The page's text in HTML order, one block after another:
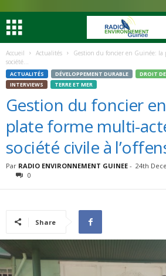
Accueil Actualités
Gestion du foncier en Guinée: la
société...
ACTUALITÉS DÉVELOPPEMENT DURABLE
DROIT
INTERVIEWS
TERRE ET MER
Gestion du foncier
plate forme multi-
société civile à
Par RADIO ENVIRONNEMENT GUINEE - 24th
0
Share